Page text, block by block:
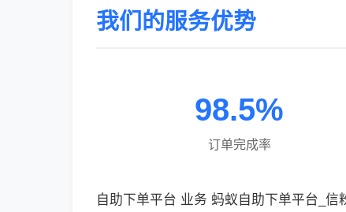
我们的服务优势
98.5%
订单完成率
自助下单平台 业务 蚂蚁自助下单平台_